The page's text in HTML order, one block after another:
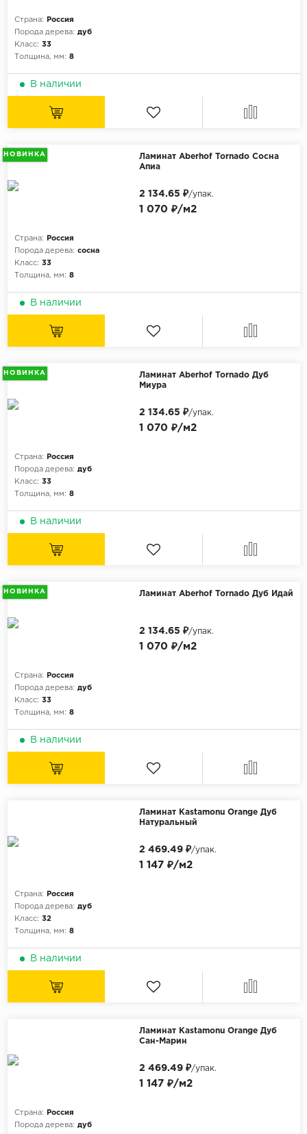
Страна:
Россия
Порода дерева: дуб
Класс: 33
Толщина, мм: 8
В наличии
НОВИНКА
Ламинат Aberhof Tornado Сосна
Апиа
Страна:
Россия
Порода дерева: сосна
Класс: 33
Толщина, мм: 8
1 070 ₽/м2
2 134.65 ₽/упак.
В наличии
НОВИНКА
Ламинат Aberhof Tornado Дуб
Миура
Страна:
Россия
Порода дерева: дуб
Класс: 33
Толщина, мм: 8
1 070 ₽/м2
2 134.65 ₽/упак.
В наличии
НОВИНКА Ламинат Aberhof Tornado Дуб Идай
Страна:
Россия
Порода дерева: дуб
Класс: 33
Толщина, мм: 8
1 070 ₽/м2
2 134.65 ₽/упак.
В наличии
Ламинат Kastamonu Orange Дуб
Натуральный
Страна:
Россия
Порода дерева: дуб
Класс: 32
Толщина, мм: 8
1 147 ₽/м2
2 469.49 ₽/упак.
В наличии
Ламинат Kastamonu Orange Дуб
Сан-Марин
Страна:
Россия
Порода дерева: дуб
1 147 ₽/м2
2 469.49 ₽/упак.